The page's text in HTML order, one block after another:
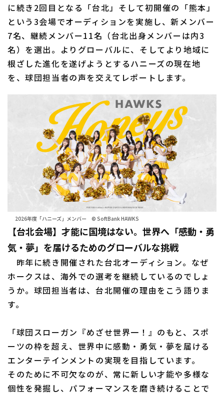
に続き2回目となる「台北」そして初開催の「熊本」
という3会場でオーディションを実施し、新メンバー
7名、継続メンバー11名（台北出身メンバーは内3
名）を選出。よりグローバルに、そしてより地域に
根ざした進化を遂げようとするハニーズの現在地
を、球団担当者の声を交えてレポートします。
2026年度「ハニーズ」メンバー © SoftBank HAWKS
【台北会場】才能に国境はない。世界へ「感動・勇
気・夢」を届けるためのグローバルな挑戦
昨年に続き開催された台北オーディション。なぜ
ホークスは、海外での選考を継続しているのでしょ
うか。球団担当者は、台北開催の理由をこう語りま
す。
「球団スローガン『めざせ世界一！』のもと、スポ
ーツの枠を超え、世界中に感動・勇気・夢を届ける
エンターテインメントの実現を目指しています。
そのために不可欠なのが、常に新しい才能や多様な
個性を発掘し、パフォーマンスを磨き続けることで